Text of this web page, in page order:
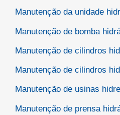
Manutenção da unidade
Manutenção de bomba
Manutenção de cilindros
Manutenção de cilindros
Manutenção de usinas
Manutenção de prensa